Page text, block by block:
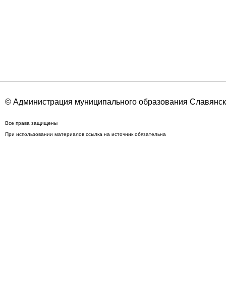
© Администрация муниципального образования
Все права защищены
При использовании материалов ссылка на источник обязательна